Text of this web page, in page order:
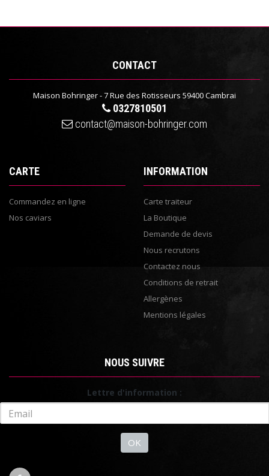
CONTACT
Maison Bohringer - 7 Rue des Rotisseurs 59400 Cambrai
0327810501
contact@maison-bohringer.com
CARTE
Commandez en ligne
Nos caviars
INFORMATION
Carte traiteur
La Boutique
Demande de devis
Nous recrutons
Contactez nous
Conditions de retrait
Allergènes
Mentions légales
NOUS SUIVRE
Lettre d'information :
OK